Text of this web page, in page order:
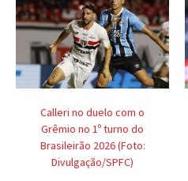
Calleri no duelo com o
Grêmio no 1º turno do
Brasileirão 2026 (Foto:
Divulgação/SPFC)